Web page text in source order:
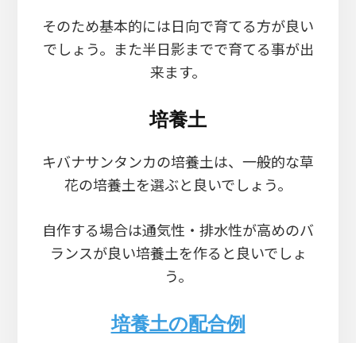
そのため基本的には日向で育てる方が良い
でしょう。また半日影までで育てる事が出
来ます。
培養土
キバナサンタンカの培養土は、一般的な草
花の培養土を選ぶと良いでしょう。
自作する場合は通気性・排水性が高めのバ
ランスが良い培養土を作ると良いでしょ
う。
培養土の配合例